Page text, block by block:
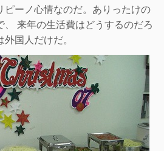
ピーノ心情なのだ。ありったけの
来年の生活費はどうするのだろ
国人だけだ。